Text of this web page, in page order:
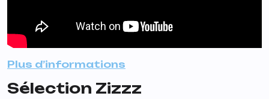
Plus d’informations
Sélection Zizzz